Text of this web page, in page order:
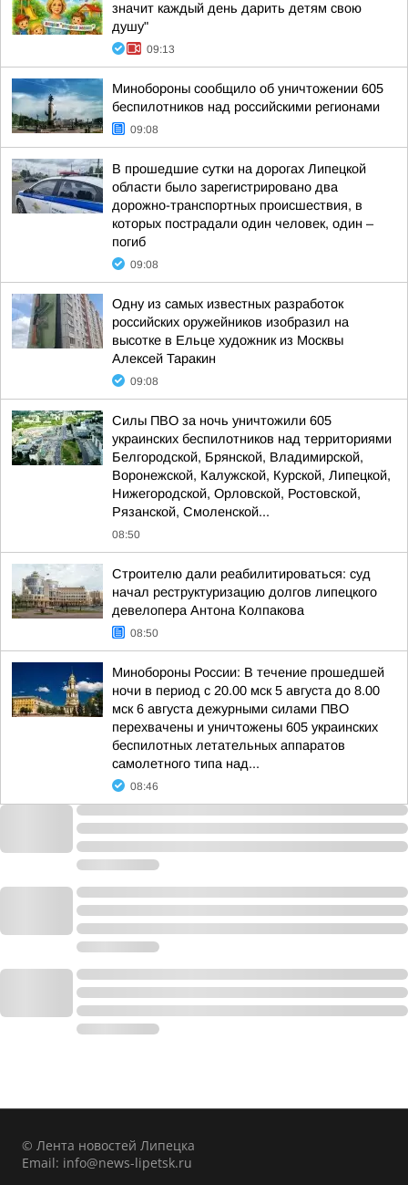
значит каждый день дарить детям свою
душу"
09:13
Минобороны сообщило об уничтожении 605
беспилотников над российскими регионами
09:08
В прошедшие сутки на дорогах Липецкой
области было зарегистрировано два
дорожно-транспортных происшествия, в
которых пострадали один человек, один –
погиб
09:08
Одну из самых известных разработок
российских оружейников изобразил на
высотке в Ельце художник из Москвы
Алексей Таракин
09:08
Силы ПВО за ночь уничтожили 605
украинских беспилотников над территориями
Белгородской, Брянской, Владимирской,
Воронежской, Калужской, Курской, Липецкой,
Нижегородской, Орловской, Ростовской,
Рязанской, Смоленской...
08:50
Строителю дали реабилитироваться: суд
начал реструктуризацию долгов липецкого
девелопера Антона Колпакова
08:50
Минобороны России: В течение прошедшей
ночи в период с 20.00 мск 5 августа до 8.00
мск 6 августа дежурными силами ПВО
перехвачены и уничтожены 605 украинских
беспилотных летательных аппаратов
самолетного типа над...
08:46
© Лента новостей Липецка
Email: info@news-lipetsk.ru